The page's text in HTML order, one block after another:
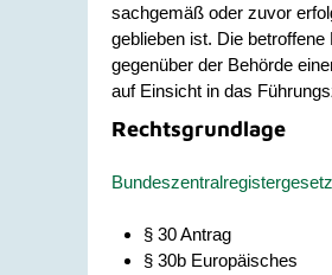
sachgemäß oder zuvor
geblieben ist. Die betroffene
gegenüber der Behörde
auf Einsicht in das
Rechtsgrundlage
§ 30 Antrag
§ 30b Europäisches